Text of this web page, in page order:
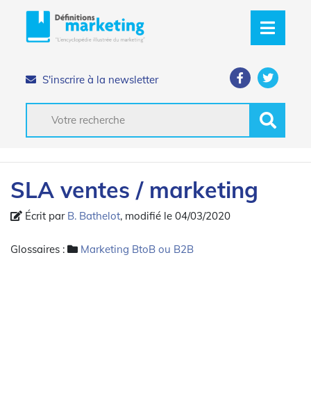
S'inscrire à la newsletter
SLA ventes / marketing
Écrit par B. Bathelot, modifié le 04/03/2020
Glossaires : Marketing BtoB ou B2B